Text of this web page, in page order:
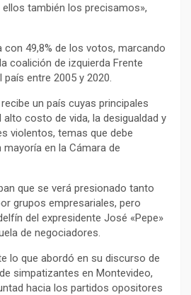
también los precisamos»,
con 49,8% de los votos, marcando
coalición de izquierda Frente
entre 2005 y 2020.
un país cuyas principales
costo de vida, la desigualdad y
violentos, temas que debe
en la Cámara de
que se verá presionado tanto
grupos empresariales, pero
del expresidente José «Pepe»
de negociadores.
lo que abordó en su discurso de
simpatizantes en Montevideo,
hacia los partidos opositores